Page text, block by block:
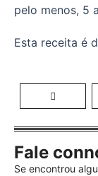
pelo menos, 5
Esta receita é
Fale
Se encontrou